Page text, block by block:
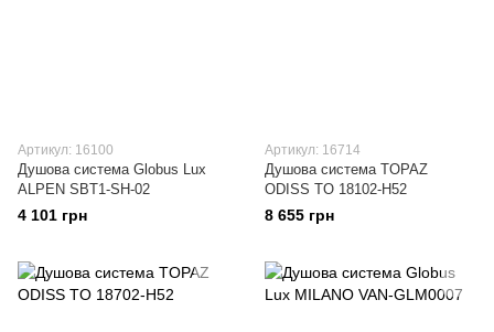
Артикул: 16100
Душова система Globus Lux
ALPEN SBT1-SH-02
4 101 грн
Артикул: 16714
Душова система TOPAZ
ODISS TO 18102-H52
8 655 грн